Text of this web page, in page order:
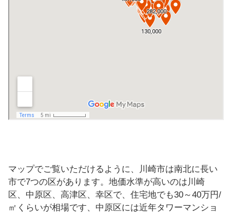
マップでご覧いただけるように、川崎市は南北に長い
市で7つの区があります。地価水準が高いのは川崎
区、中原区、高津区、幸区で、住宅地でも30～40万円/
㎡くらいが相場です、中原区には近年タワーマンショ